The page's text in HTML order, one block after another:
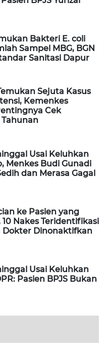
Bakteri E. coli
Sampel MBG, BGN
Sanitasi Dapur
Sejuta Kasus
Kemenkes
Cek
Usai Keluhkan
Menkes Budi Gunadi
dan Merasa Gagal
ke Pasien yang
Nakes Teridentifikasi
Dokter Dinonaktifkan
Usai Keluhkan
Pasien BPJS Bukan